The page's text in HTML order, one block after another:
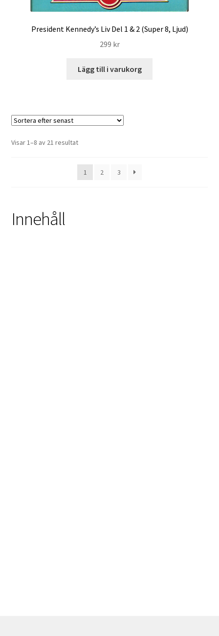
President Kennedy’s Liv Del 1 & 2 (Super 8, Ljud)
299 kr
Lägg till i varukorg
Visar 1–8 av 21 resultatSortera
senaste
1
2 3
Innehåll